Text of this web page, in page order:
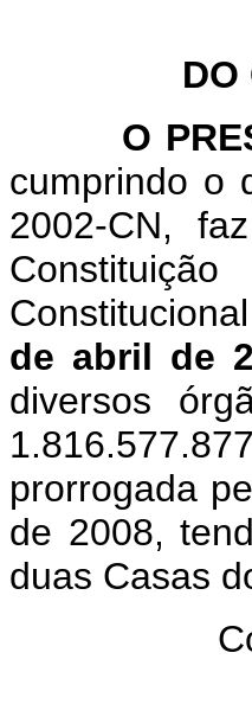
DO
O
cumprindo o
2002-CN,
de abril de
diversos
prorrogada
de 2008,
duas Casas